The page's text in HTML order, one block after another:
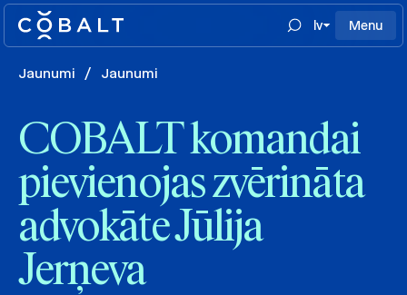
lv Menu
Jaunumi / Jaunumi
COBALT komandai
pievienojas zvērināta
advokāte Jūlija
Jerņeva